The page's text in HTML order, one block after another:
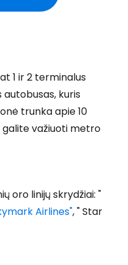
1 ir 2 terminalus
kuris
trunka apie 10
galite važiuoti metro
oro linijų skrydžiai: "
Airlines", " Star